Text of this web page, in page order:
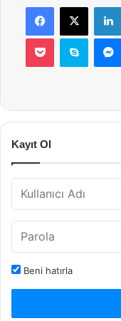
Facebook
X
Pocket Skype
Kayıt Ol
Beni hatırla